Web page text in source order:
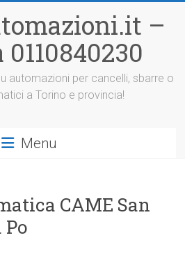
–
automazioni per cancelli, sbarre o
a Torino e provincia!
Menu
CAME San
Po